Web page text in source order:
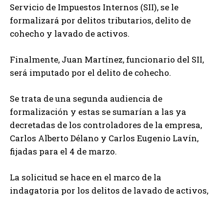
Servicio de Impuestos Internos (SII), se le
formalizará por delitos tributarios, delito de
cohecho y lavado de activos.
Finalmente, Juan Martínez, funcionario del SII,
será imputado por el delito de cohecho.
Se trata de una segunda audiencia de
formalización y estas se sumarían a las ya
decretadas de los controladores de la empresa,
Carlos Alberto Délano y Carlos Eugenio Lavín,
fijadas para el 4 de marzo.
La solicitud se hace en el marco de la
indagatoria por los delitos de lavado de activos,